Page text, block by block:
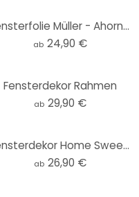
Fensterfolie Müller - Ahornbaum - Panorama
ab 24,90 €
Fensterdekor Rahmen
ab 29,90 €
Fensterdekor Home Sweet Home
ab 26,90 €